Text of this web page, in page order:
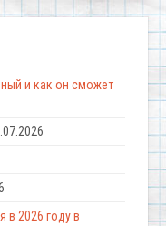
и как он сможет
в 2026 году в